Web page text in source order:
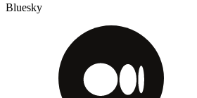
Bluesky